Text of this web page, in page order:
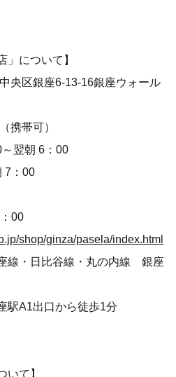
」について】
央区銀座6-13-16銀座ウォール
携帯可）
翌朝 6：00
7：00
00
shop/ginza/pasela/index.html
線・日比谷線・丸の内線 銀座
A1出口から徒歩1分
いて】